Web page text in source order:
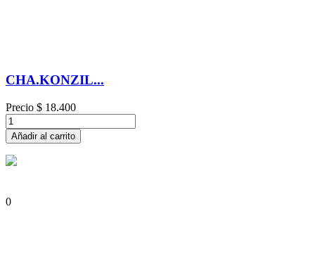
CHA.KONZIL...
Precio $ 18.400
Añadir al carrito
0